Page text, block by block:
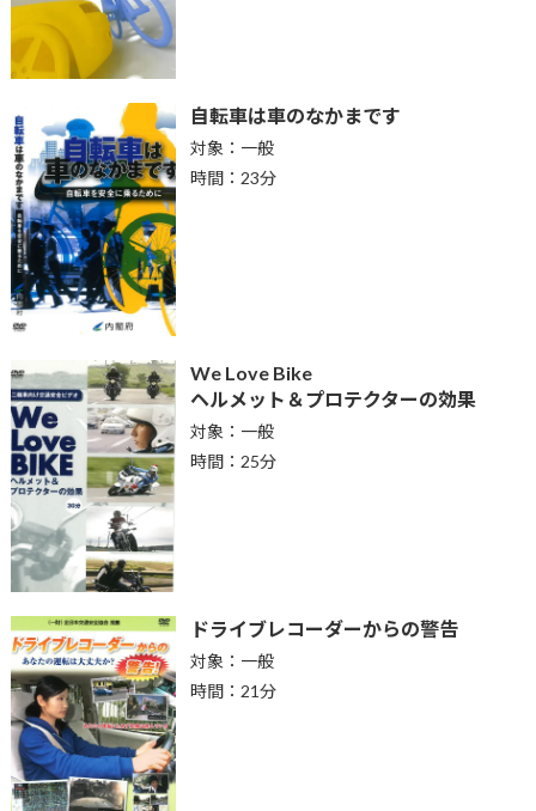
自転車は車のなかまです
対象：一般
時間：23分
We Love Bike
ヘルメット＆プロテクターの効果
対象：一般
時間：25分
ドライブレコーダーからの警告
対象：一般
時間：21分